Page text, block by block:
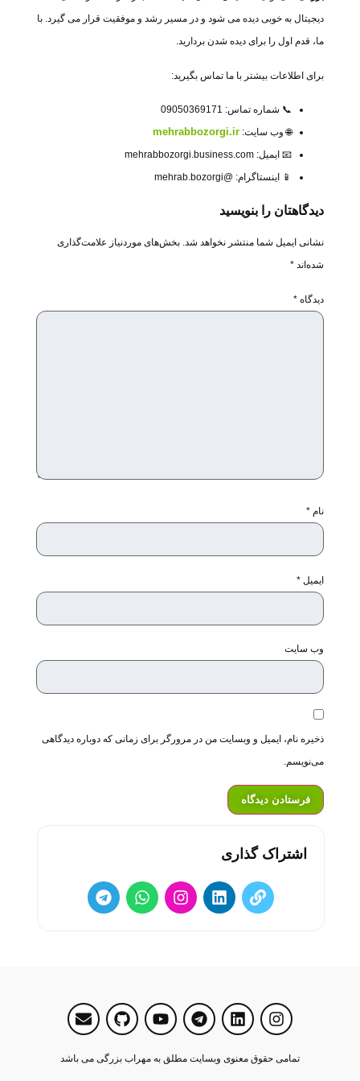
دیجیتال به خوبی دیده می شود و در مسیر رشد و موفقیت قرار می گیرد. با
ما، قدم اول را برای دیده شدن بردارید.
برای اطلاعات بیشتر با ما تماس بگیرید:
📞 شماره تماس: 09050369171
🌐 وب‌ سایت: mehrabbozorgi.ir
📧 ایمیل: mehrabbozorgi.business.com
📱 اینستاگرام: @mehrab.bozorgi
دیدگاهتان را بنویسید
نشانی ایمیل شما منتشر نخواهد شد. بخش‌های موردنیاز علامت‌گذاری
شده‌اند *
دیدگاه *
نام *
ایمیل *
وب‌ سایت
ذخیره نام، ایمیل و وبسایت من در مرورگر برای زمانی که دوباره دیدگاهی
می‌نویسم.
اشتراک گذاری
تمامی حقوق معنوی وبسایت مطلق به مهراب بزرگی می باشد